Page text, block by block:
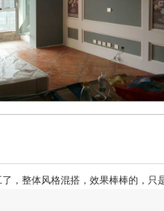
，整体风格混搭，效果棒棒的，只